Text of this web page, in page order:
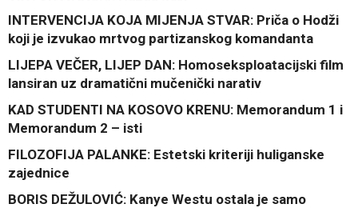
INTERVENCIJA KOJA MIJENJA STVAR: Priča o Hodži
koji je izvukao mrtvog partizanskog komandanta
LIJEPA VEČER, LIJEP DAN: Homoseksploatacijski film
lansiran uz dramatični mučenički narativ
KAD STUDENTI NA KOSOVO KRENU: Memorandum 1 i
Memorandum 2 – isti
FILOZOFIJA PALANKE: Estetski kriteriji huliganske
zajednice
BORIS DEŽULOVIĆ: Kanye Westu ostala je samo